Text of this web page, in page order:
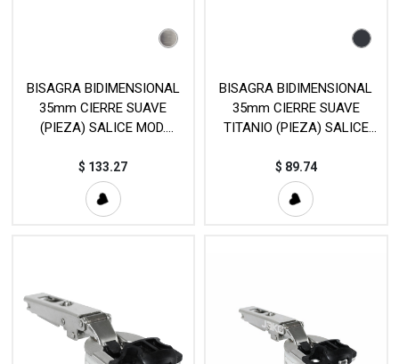
BISAGRA BIDIMENSIONAL
35mm CIERRE SUAVE
(PIEZA) SALICE MOD.
$ 133.27
BISAGRA BIDIMENSIONAL
35mm CIERRE SUAVE
TITANIO (PIEZA) SALICE
$ 89.74